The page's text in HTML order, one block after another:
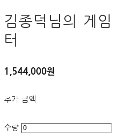
김종덕님의 게
터
1,544,000원
추가 금액
수량